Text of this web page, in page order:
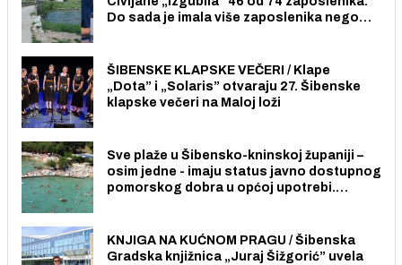
Do sada je imala više zaposlenika nego
ŠIBENSKE KLAPSKE VEČERI / Klape
„Dota” i „Solaris” otvaraju 27. Šibenske
klapske večeri na Maloj loži
Sve plaže u Šibensko-kninskoj županiji –
osim jedne - imaju status javno dostupnog
pomorskog dobra u općoj upotrebi.
KNJIGA NA KUĆNOM PRAGU / Šibenska
Gradska knjižnica „Juraj Šižgorić” uvela